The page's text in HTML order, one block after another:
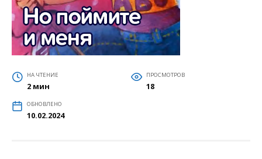
НА ЧТЕНИЕ
2 мин
ПРОСМОТРОВ
18
ОБНОВЛЕНО
10.02.2024